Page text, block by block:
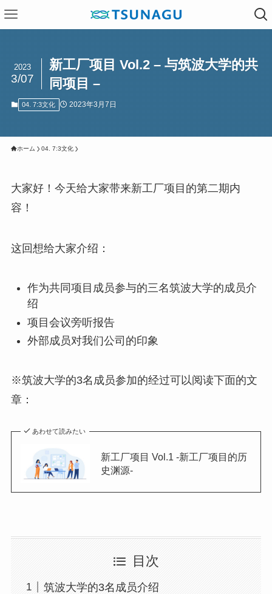
新工厂项目 Vol.2 – 与筑波大学的共
同项目 –
2023
3/07
04. 7:3文化 2023年3月7日
ホーム 04. 7:3文化
大家好！今天给大家带来新工厂项目的第二期内
容！
这回想给大家介绍：
作为共同项目成员参与的三名筑波大学的成员介
绍
项目会议旁听报告
外部成员对我们公司的印象
※筑波大学的3名成员参加的经过可以阅读下面的文
章：
あわせて読みたい
新工厂项目 Vol.1 -新工厂项目的历
史渊源-
目次
筑波大学的3名成员介绍